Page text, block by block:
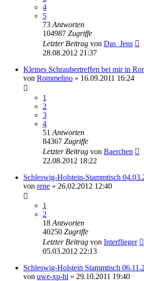
4
5
73 Antworten
104987 Zugriffe
Letzter Beitrag von Das_Jens
28.08.2012 21:37
Kleines Schraubertreffen bei mir in
von Rommelino » 16.09.2011 16:24
1
2
3
4
51 Antworten
84367 Zugriffe
Letzter Beitrag von Baerchen
22.08.2012 18:22
Schleswig-Holstein-Stammtisch
von rene » 26.02.2012 12:40
1
2
18 Antworten
40250 Zugriffe
Letzter Beitrag von Interflieger
05.03.2012 22:13
Schleswig-Holstein Stammtisch
von uwe-xp-hl » 29.10.2011 19:40